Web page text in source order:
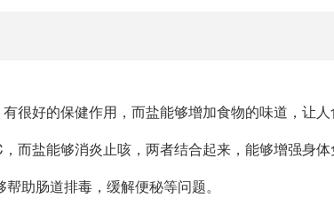
好的保健作用，而盐能够增加食物的味道，让人
而盐能够消炎止咳，两者结合起来，能够增强身体
助肠道排毒，缓解便秘等问题。